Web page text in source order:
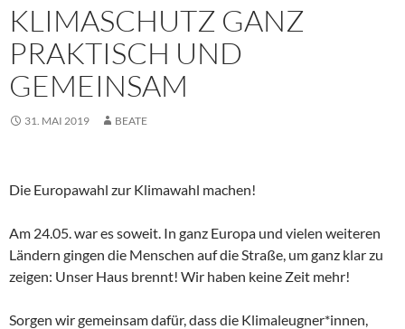
KLIMASCHUTZ GANZ
PRAKTISCH UND
GEMEINSAM
31. MAI 2019 BEATE
Die Europawahl zur Klimawahl machen!
Am 24.05. war es soweit. In ganz Europa und vielen weiteren
Ländern gingen die Menschen auf die Straße, um ganz klar zu
zeigen: Unser Haus brennt! Wir haben keine Zeit mehr!
Sorgen wir gemeinsam dafür, dass die Klimaleugner*innen,